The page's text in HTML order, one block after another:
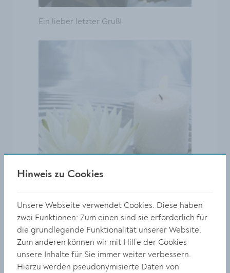
Ein lieber letzter Gruß!
In Stille für Dich
Hinweis zu Cookies
Unsere Webseite verwendet Cookies. Diese haben
zwei Funktionen: Zum einen sind sie erforderlich für
die grundlegende Funktionalität unserer Website.
Zum anderen können wir mit Hilfe der Cookies
unsere Inhalte für Sie immer weiter verbessern.
Hierzu werden pseudonymisierte Daten von